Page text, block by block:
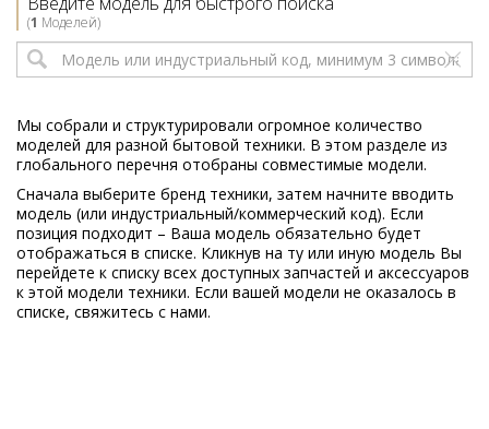
(1 Моделей)
Мы собрали и структурировали огромное количество
моделей для разной бытовой техники. В этом разделе из
глобального перечня отобраны совместимые модели.
Сначала выберите бренд техники, затем начните вводить
модель (или индустриальный/коммерческий код). Если
позиция подходит – Ваша модель обязательно будет
отображаться в списке. Кликнув на ту или иную модель Вы
перейдете к списку всех доступных запчастей и аксессуаров
к этой модели техники. Если вашей модели не оказалось в
списке, свяжитесь с нами.